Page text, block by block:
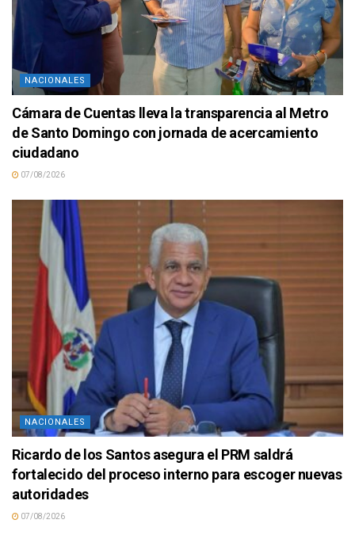
NACIONALES
Cámara de Cuentas lleva la transparencia al Metro
de Santo Domingo con jornada de acercamiento
ciudadano
07/08/2026
NACIONALES
Ricardo de los Santos asegura el PRM saldrá
fortalecido del proceso interno para escoger nuevas
autoridades
07/08/2026